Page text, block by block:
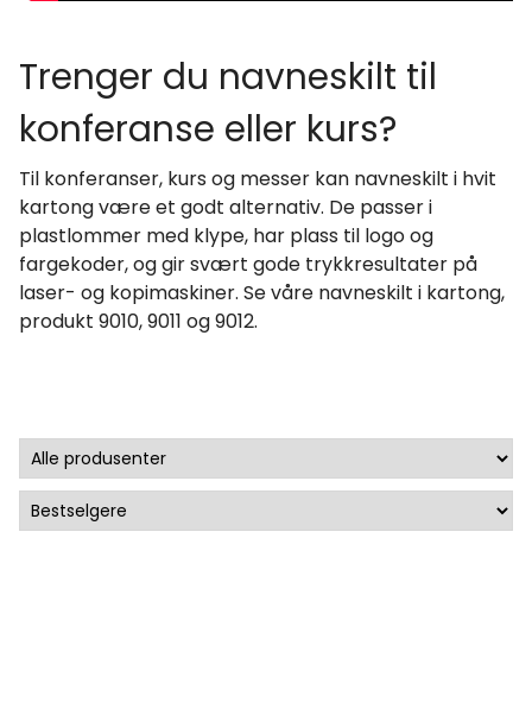
Trenger du navneskilt til
konferanse eller kurs?
Til konferanser, kurs og messer kan navneskilt i hvit
kartong være et godt alternativ. De passer i
plastlommer med klype, har plass til logo og
fargekoder, og gir svært gode trykkresultater på
laser- og kopimaskiner. Se våre navneskilt i kartong,
produkt 9010,9011 og9012.